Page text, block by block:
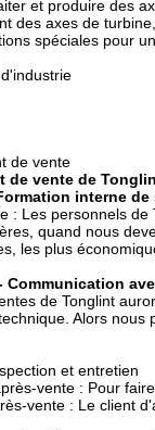
et produire des
des axes de
spéciales pour
de vente
de vente de
interne
: Les personnels
quand nous
les plus
Communication
de Tonglint
Alors
et entretien
vente : Pour
vente : Le client